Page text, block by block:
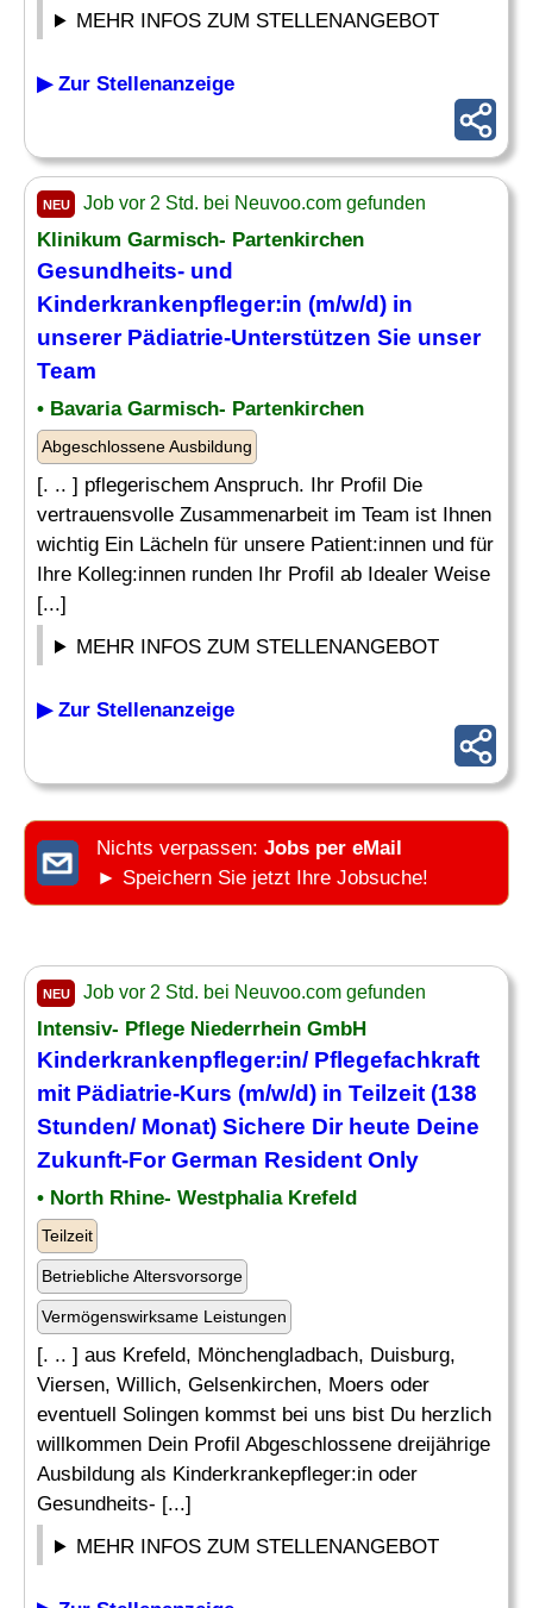
MEHR INFOS ZUM STELLENANGEBOT
▶ Zur Stellenanzeige
NEU Job vor 2 Std. bei Neuvoo.com gefunden
Klinikum Garmisch- Partenkirchen
Gesundheits- und
Kinderkrankenpfleger:in (m/w/d) in
unserer Pädiatrie-Unterstützen Sie unser
Team
• Bavaria Garmisch- Partenkirchen
Abgeschlossene Ausbildung
[. .. ] pflegerischem Anspruch. Ihr Profil Die
vertrauensvolle Zusammenarbeit im Team ist Ihnen
wichtig Ein Lächeln für unsere Patient:innen und für
Ihre Kolleg:innen runden Ihr Profil ab Idealer Weise
[...]
MEHR INFOS ZUM STELLENANGEBOT
▶ Zur Stellenanzeige
Nichts verpassen: Jobs per eMail
► Speichern Sie jetzt Ihre Jobsuche!
NEU Job vor 2 Std. bei Neuvoo.com gefunden
Intensiv- Pflege Niederrhein GmbH
Kinderkrankenpfleger:in/ Pflegefachkraft
mit Pädiatrie-Kurs (m/w/d) in Teilzeit (138
Stunden/ Monat) Sichere Dir heute Deine
Zukunft-For German Resident Only
• North Rhine- Westphalia Krefeld
Teilzeit
Betriebliche Altersvorsorge
Vermögenswirksame Leistungen
[. .. ] aus Krefeld, Mönchengladbach, Duisburg,
Viersen, Willich, Gelsenkirchen, Moers oder
eventuell Solingen kommst bei uns bist Du herzlich
willkommen Dein Profil Abgeschlossene dreijährige
Ausbildung als Kinderkrankepfleger:in oder
Gesundheits- [...]
MEHR INFOS ZUM STELLENANGEBOT